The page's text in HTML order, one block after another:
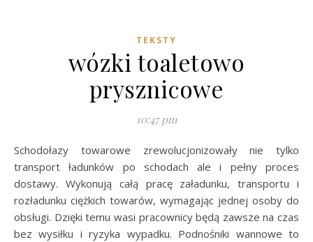
TEKSTY
wózki toaletowo
prysznicowe
10:47 pm
Schodołazy towarowe zrewolucjonizowały nie tylko
transport ładunków po schodach ale i pełny proces
dostawy. Wykonują całą pracę załadunku, transportu i
rozładunku ciężkich towarów, wymagając jednej osoby do
obsługi. Dzięki temu wasi pracownicy będą zawsze na czas
bez wysiłku i ryzyka wypadku. Podnośniki wannowe to